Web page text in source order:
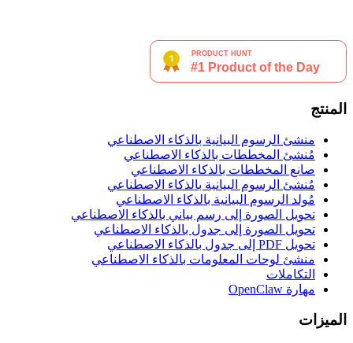
المنتج
منشئ الرسوم البيانية بالذكاء الاصطناعي
مُنشئ المخططات بالذكاء الاصطناعي
صانع المخططات بالذكاء الاصطناعي
مُنشئ الرسوم البيانية بالذكاء الاصطناعي
مُولد الرسوم البيانية بالذكاء الاصطناعي
تحويل الصورة إلى رسم بياني بالذكاء الاصطناعي
تحويل الصورة إلى جدول بالذكاء الاصطناعي
تحويل PDF إلى جدول بالذكاء الاصطناعي
منشئ لوحات المعلومات بالذكاء الاصطناعي
التكاملات
مهارة OpenClaw
الميزات